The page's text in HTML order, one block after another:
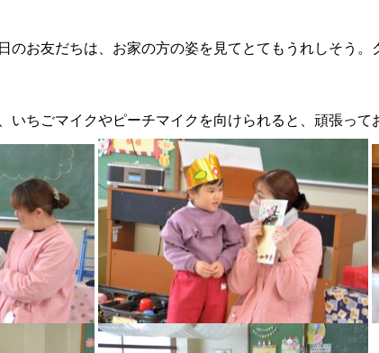
のお友だちは、お家の方の姿を見てとてもうれしそう
いちごマイクやピーチマイクを向けられると、頑張って